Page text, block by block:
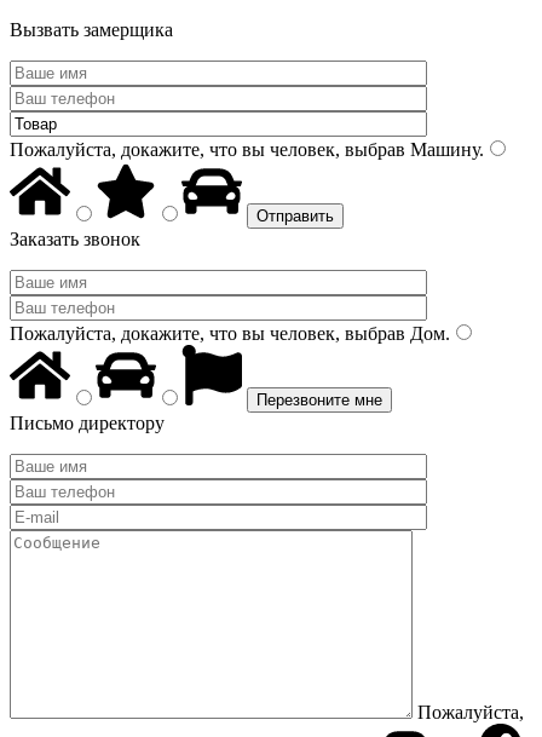
Вызвать замерщика
Пожалуйста, докажите, что вы человек, выбрав Машину.
Заказать звонок
Пожалуйста, докажите, что вы человек, выбрав Дом.
Письмо директору
Пожалуйста,